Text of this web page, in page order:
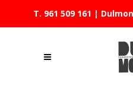
T. 961 509 161 |